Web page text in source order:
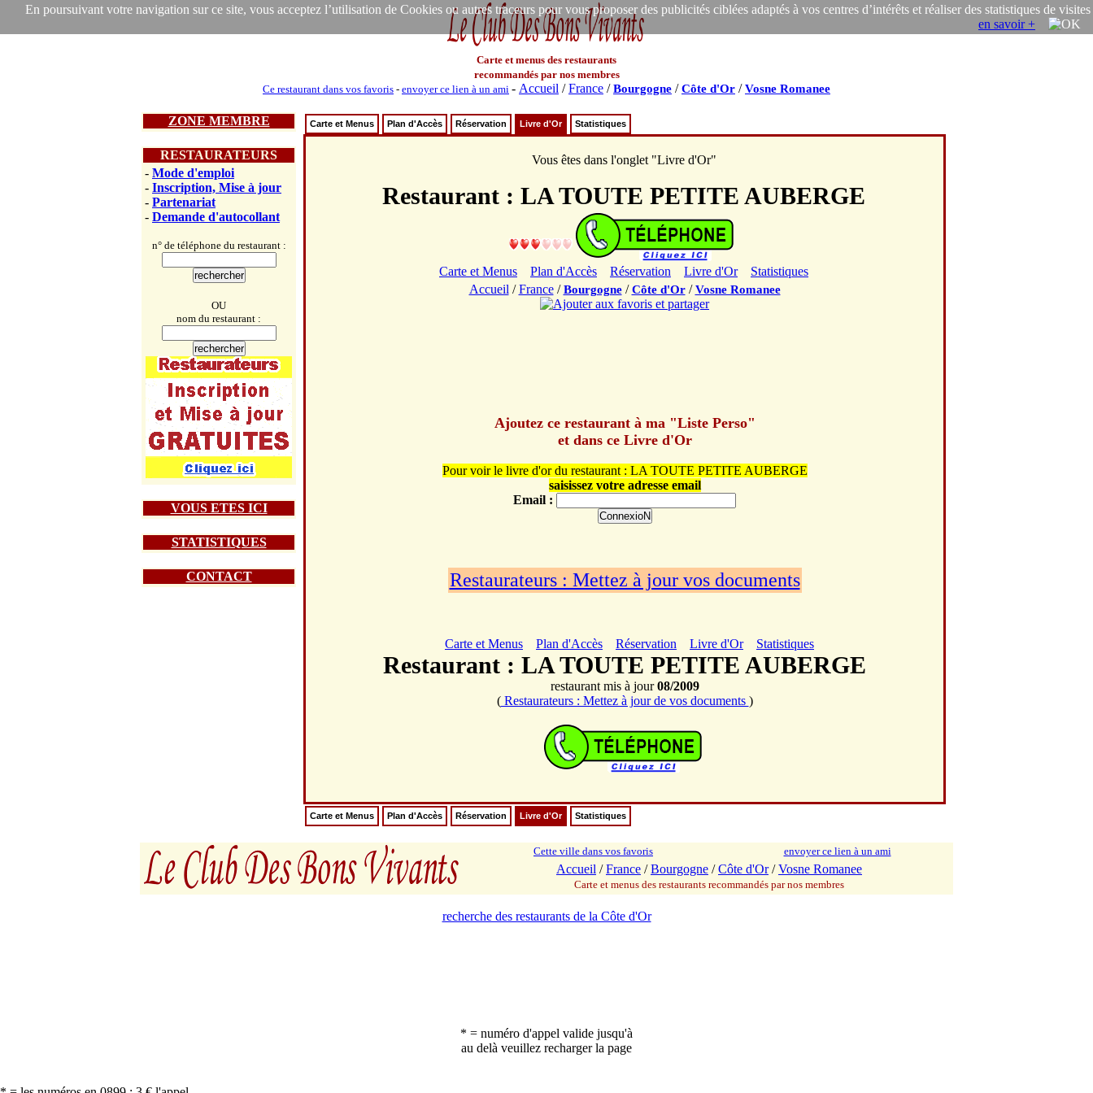
En poursuivant votre navigation sur ce site, vous acceptez l’utilisation de Cookies ou autres traceurs pour vous proposer des publicités ciblées adaptés à vos centres d’intérêts et réaliser des statistiques de visites
en savoir +
Carte et menus des restaurants
recommandés par nos membres
Ce restaurant dans vos favoris - envoyer ce lien à un ami - Accueil /France /Bourgogne /Côte d'Or /Vosne Romanee
ZONE MEMBRE
RESTAURATEURS
- Mode d'emploi
- Inscription, Mise à jour
- Partenariat
- Demande d'autocollant
n° de téléphone du restaurant :
OU
nom du restaurant :
VOUS ETES ICI
STATISTIQUES
CONTACT
Carte et Menus Plan d'Accès Réservation Livre d'Or Statistiques
Vous êtes dans l'onglet "Livre d'Or"
Restaurant : LA TOUTE PETITE AUBERGE
Carte et Menus Plan d'Accès Réservation Livre d'Or
Statistiques
Accueil /France/Bourgogne/Côte d'Or/Vosne Romanee
Ajoutez ce restaurant à ma "Liste Perso"
et dans ce Livre d'Or
Pour voir le livre d'or du restaurant : LA TOUTE PETITE AUBERGE
saisissez votre adresse email
Email :
Restaurateurs : Mettez à jour vos documents
Carte et Menus Plan d'Accès Réservation Livre d'Or Statistiques
Restaurant : LA TOUTE PETITE AUBERGE
restaurant mis à jour08/2009
(Restaurateurs : Mettez à jour de vos documents )
Carte et Menus Plan d'Accès Réservation Livre d'Or Statistiques
Cette ville dans vos favoris envoyer ce lien à un ami
Accueil /France /Bourgogne /Côte d'Or/Vosne Romanee
Carte et menus des restaurants recommandés par nos membres
recherche des restaurants de la Côte d'Or
* = numéro d'appel valide jusqu'à
au delà veuillez recharger la page